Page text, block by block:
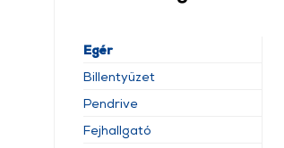
Egér
Billentyűzet
Pendrive
Fejhallgató